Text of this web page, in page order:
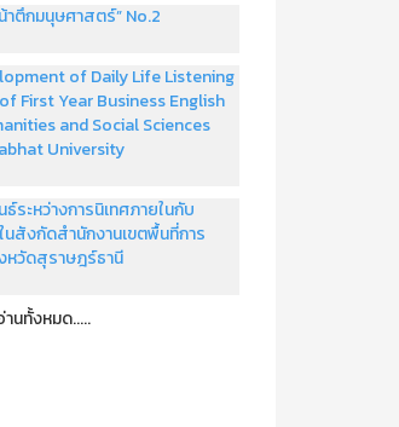
าตึกมนุษศาสตร์” No.2
of Daily Life Listening
First Year Business English
and Social Sciences
University
ระหว่างการนิเทศภายในกับ
สังกัดสำนักงานเขตพื้นที่การ
หวัดสุราษฎร์ธานี
านทั้งหมด.....